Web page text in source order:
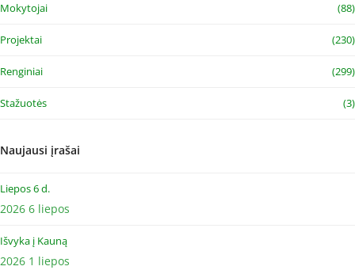
Mokytojai (88)
Projektai (230)
Renginiai (299)
Stažuotės (3)
Naujausi įrašai
Liepos 6 d.
2026 6 liepos
Išvyka į Kauną
2026 1 liepos